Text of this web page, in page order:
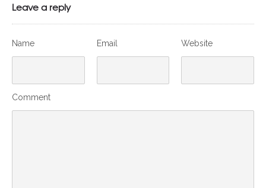
Leave a reply
Name Email Website
Comment